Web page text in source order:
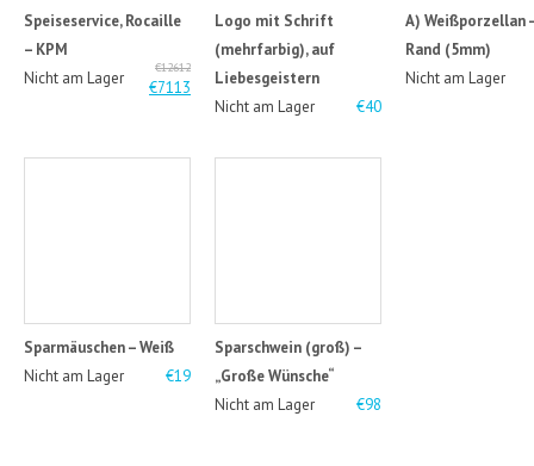
Speiseservice, Rocaille
– KPM
€12612
€7113
Nicht am Lager
Logo mit Schrift
(mehrfarbig), auf
Liebesgeistern
€40
Nicht am Lager
A) Weißporzellan
Rand (5mm)
Nicht am Lager
Sparmäuschen – Weiß
€19
Nicht am Lager
Sparschwein (groß) –
„Große Wünsche“
€98
Nicht am Lager